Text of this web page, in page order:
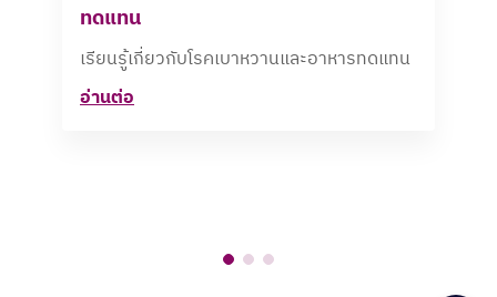
ทดแทน​
เรียนรู้เกี่ยวกับโรคเบาหวานและอาหารทดแทน​
อ่านต่อ